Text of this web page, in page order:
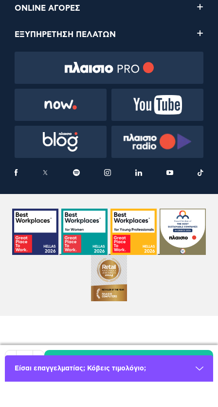
Μείωση Προσθήκη
ONLINE ΑΓΟΡΕΣ
ΕΞΥΠΗΡΕΤΗΣΗ ΠΕΛΑΤΩΝ
Όροι χρήσης
Πολιτική Cookies
Είσαι επαγγελματίας; Κόβεις τιμολόγιο;